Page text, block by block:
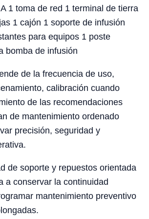
1 toma de red 1 terminal de tierra
1 cajón 1 soporte de infusión
para equipos 1 poste
bomba de infusión
de la frecuencia de uso,
calibración cuando
de las recomendaciones
de mantenimiento ordenado
precisión, seguridad y
de soporte y repuestos orientada
a conservar la continuidad
mantenimiento preventivo